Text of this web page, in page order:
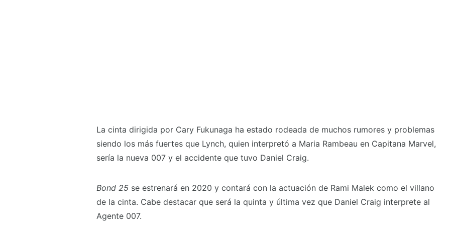
La cinta dirigida por Cary Fukunaga ha estado rodeada de muchos rumores y problemas
siendo los más fuertes que Lynch, quien interpretó a Maria Rambeau en Capitana Marvel,
sería la nueva 007 y el accidente que tuvo Daniel Craig.
Bond 25 se estrenará en 2020 y contará con la actuación de Rami Malek como el villano
de la cinta. Cabe destacar que será la quinta y última vez que Daniel Craig interprete al
Agente 007.